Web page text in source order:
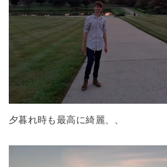
夕暮れ時も最高に綺麗、、